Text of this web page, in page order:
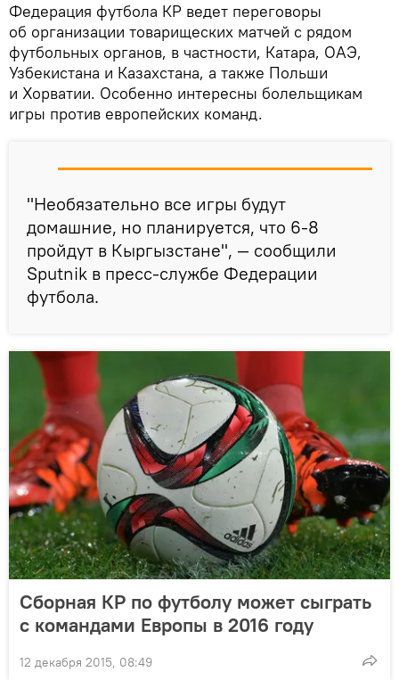
Федерация футбола КР ведет переговоры
об организации товарищеских матчей с рядом
футбольных органов, в частности, Катара, ОАЭ,
Узбекистана и Казахстана, а также Польши
и Хорватии. Особенно интересны болельщикам
игры против европейских команд.
"Необязательно все игры будут
домашние, но планируется, что 6-8
пройдут в Кыргызстане", — сообщили
Sputnik в пресс-службе Федерации
футбола.
Сборная КР по футболу может сыграть
с командами Европы в 2016 году
12 декабря 2015, 08:49